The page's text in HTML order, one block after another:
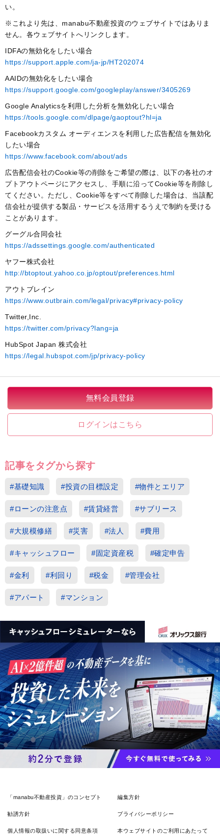
い。
※これより先は、manabu不動産投資のウェブサイトではありま
せん。各ウェブサイトへリンクします。
IDFAの無効化をしたい場合
https://support.apple.com/ja-jp/HT202074
AAIDの無効化をしたい場合
https://support.google.com/googleplay/answer/3405269
Google Analyticsを利用した分析を無効化したい場合
https://tools.google.com/dlpage/gaoptout?hl=ja
Facebookカスタム オーディエンスを利用した広告配信を無効化
したい場合
https://www.facebook.com/about/ads
広告配信会社のCookie等の削除をご希望の際は、以下の各社のオ
プトアウトページにアクセスし、手順に沿ってCookie等を削除し
てください。ただし、Cookie等をすべて削除した場合は、当該配
信会社が提供する製品・サービスを活用するうえで制約を受ける
ことがあります。
グーグル合同会社
https://adssettings.google.com/authenticated
ヤフー株式会社
http://btoptout.yahoo.co.jp/optout/preferences.html
アウトブレイン
https://www.outbrain.com/legal/privacy#privacy-policy
Twitter,Inc.
https://twitter.com/privacy?lang=ja
HubSpot Japan 株式会社
https://legal.hubspot.com/jp/privacy-policy
無料会員登録
ログインはこちら
記事をタグから探す
#基礎知識 #投資の目標設定 #物件とエリア
#ローンの注意点 #賃貸経営 #サブリース
#大規模修繕 #災害 #法人 #費用
#キャッシュフロー #固定資産税 #確定申告
#金利 #利回り #税金 #管理会社
#アパート #マンション
「manabu不動産投資」のコンセプト 編集方針
勧誘方針 プライバシーポリシー
個人情報の取扱いに関する同意条項 本ウェブサイトのご利用にあたって